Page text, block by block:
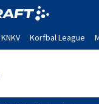
gaan
KNKV Korfbal League